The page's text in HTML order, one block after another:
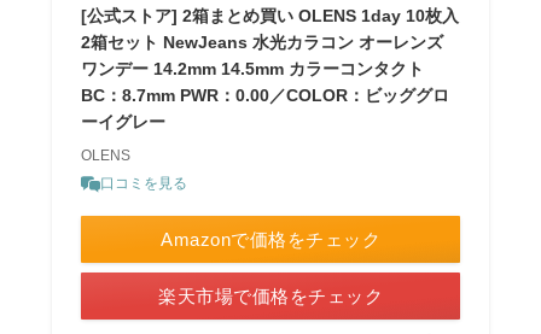
[公式ストア] 2箱まとめ買い OLENS 1day 10枚入
2箱セット NewJeans 水光カラコン オーレンズ
ワンデー 14.2mm 14.5mm カラーコンタクト
BC：8.7mm PWR：0.00／COLOR：ビッググロ
ーイグレー
OLENS
口コミを見る
Amazonで価格をチェック
楽天市場で価格をチェック